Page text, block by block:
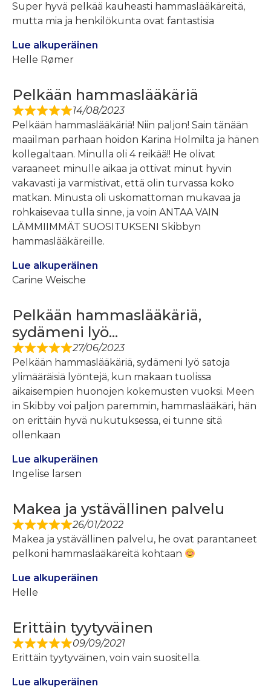
Super hyvä pelkää kauheasti hammaslääkäreitä,
mutta mia ja henkilökunta ovat fantastisia
Lue alkuperäinen
Helle Rømer
Pelkään hammaslääkäriä
14/08/2023
Pelkään hammaslääkäriä! Niin paljon! Sain tänään
maailman parhaan hoidon Karina Holmilta ja hänen
kollegaltaan. Minulla oli 4 reikää!! He olivat
varaaneet minulle aikaa ja ottivat minut hyvin
vakavasti ja varmistivat, että olin turvassa koko
matkan. Minusta oli uskomattoman mukavaa ja
rohkaisevaa tulla sinne, ja voin ANTAA VAIN
LÄMMIIMMÄT SUOSITUKSENI Skibbyn
hammaslääkäreille.
Lue alkuperäinen
Carine Weische
Pelkään hammaslääkäriä,
sydämeni lyö...
27/06/2023
Pelkään hammaslääkäriä, sydämeni lyö satoja
ylimääräisiä lyöntejä, kun makaan tuolissa
aikaisempien huonojen kokemusten vuoksi. Meen
in Skibby voi paljon paremmin, hammaslääkäri, hän
on erittäin hyvä nukutuksessa, ei tunne sitä
ollenkaan
Lue alkuperäinen
Ingelise larsen
Makea ja ystävällinen palvelu
26/01/2022
Makea ja ystävällinen palvelu, he ovat parantaneet
pelkoni hammaslääkäreitä kohtaan
Lue alkuperäinen
Helle
Erittäin tyytyväinen
09/09/2021
Erittäin tyytyväinen, voin vain suositella.
Lue alkuperäinen